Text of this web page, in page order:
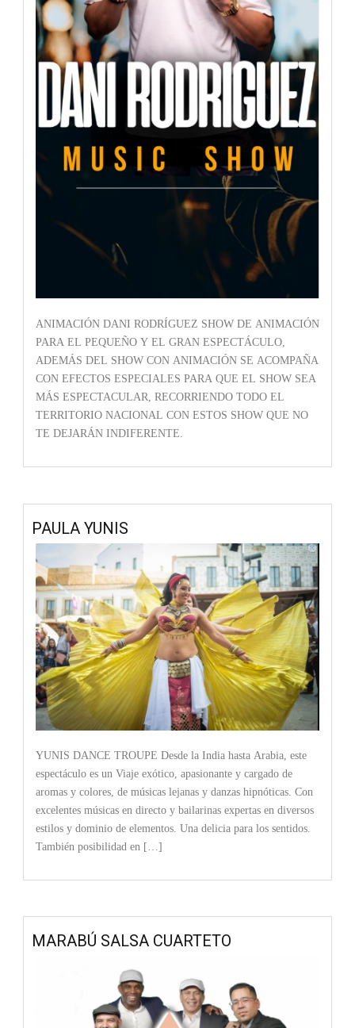
ANIMACIÓN DANI RODRÍGUEZ SHOW DE ANIMACIÓN
PARA EL PEQUEÑO Y EL GRAN ESPECTÁCULO,
ADEMÁS DEL SHOW CON ANIMACIÓN SE ACOMPAÑA
CON EFECTOS ESPECIALES PARA QUE EL SHOW SEA
MÁS ESPECTACULAR, RECORRIENDO TODO EL
TERRITORIO NACIONAL CON ESTOS SHOW QUE NO
TE DEJARÁN INDIFERENTE.
PAULA YUNIS
YUNIS DANCE TROUPE Desde la India hasta Arabia, este
espectáculo es un Viaje exótico, apasionante y cargado de
aromas y colores, de músicas lejanas y danzas hipnóticas. Con
excelentes músicas en directo y bailarinas expertas en diversos
estilos y dominio de elementos. Una delicia para los sentidos.
También posibilidad en […]
MARABÚ SALSA CUARTETO